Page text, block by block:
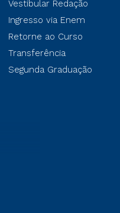
Vestibular Redação
Ingresso via Enem
Retorne ao Curso
Transferência
Segunda Graduação